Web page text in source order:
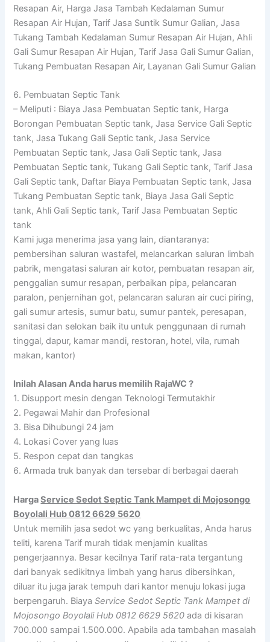
Resapan Air, Harga Jasa Tambah Kedalaman Sumur
Resapan Air Hujan, Tarif Jasa Suntik Sumur Galian, Jasa
Tukang Tambah Kedalaman Sumur Resapan Air Hujan, Ahli
Gali Sumur Resapan Air Hujan, Tarif Jasa Gali Sumur Galian,
Tukang Pembuatan Resapan Air, Layanan Gali Sumur Galian
6. Pembuatan Septic Tank
– Meliputi : Biaya Jasa Pembuatan Septic tank, Harga
Borongan Pembuatan Septic tank, Jasa Service Gali Septic
tank, Jasa Tukang Gali Septic tank, Jasa Service
Pembuatan Septic tank, Jasa Gali Septic tank, Jasa
Pembuatan Septic tank, Tukang Gali Septic tank, Tarif Jasa
Gali Septic tank, Daftar Biaya Pembuatan Septic tank, Jasa
Tukang Pembuatan Septic tank, Biaya Jasa Gali Septic
tank, Ahli Gali Septic tank, Tarif Jasa Pembuatan Septic
tank
Kami juga menerima jasa yang lain, diantaranya:
pembersihan saluran wastafel, melancarkan saluran limbah
pabrik, mengatasi saluran air kotor, pembuatan resapan air,
penggalian sumur resapan, perbaikan pipa, pelancaran
paralon, penjernihan got, pelancaran saluran air cuci piring,
gali sumur artesis, sumur batu, sumur pantek, peresapan,
sanitasi dan selokan baik itu untuk penggunaan di rumah
tinggal, dapur, kamar mandi, restoran, hotel, vila, rumah
makan, kantor)
Inilah Alasan Anda harus memilih RajaWC ?
1. Disupport mesin dengan Teknologi Termutakhir
2. Pegawai Mahir dan Profesional
3. Bisa Dihubungi 24 jam
4. Lokasi Cover yang luas
5. Respon cepat dan tangkas
6. Armada truk banyak dan tersebar di berbagai daerah
HargaService Sedot Septic Tank Mampet di Mojosongo
Boyolali Hub 0812 6629 5620
Untuk memilih jasa sedot wc yang berkualitas, Anda harus
teliti, karena Tarif murah tidak menjamin kualitas
pengerjaannya. Besar kecilnya Tarif rata-rata tergantung
dari banyak sedikitnya limbah yang harus dibersihkan,
diluar itu juga jarak tempuh dari kantor menuju lokasi juga
berpengaruh. BiayaService Sedot Septic Tank Mampet di
Mojosongo Boyolali Hub 0812 6629 5620 ada di kisaran
700.000 sampai 1.500.000. Apabila ada tambahan masalah